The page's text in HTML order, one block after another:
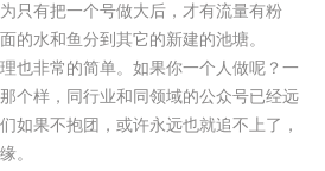
只有把一个号做大后，才有流量有粉
的水和鱼分到其它的新建的池塘。
非常的简单。如果你一个人做呢？一
个样，同行业和同领域的公众号已经远
如果不抱团，或许永远也就追不上了，
。